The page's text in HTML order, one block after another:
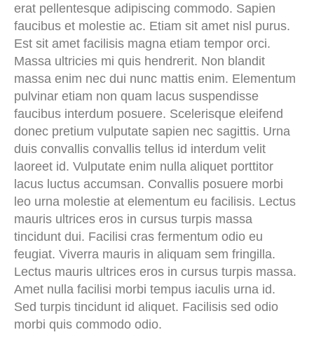
erat pellentesque adipiscing commodo. Sapien
faucibus et molestie ac. Etiam sit amet nisl purus.
Est sit amet facilisis magna etiam tempor orci.
Massa ultricies mi quis hendrerit. Non blandit
massa enim nec dui nunc mattis enim. Elementum
pulvinar etiam non quam lacus suspendisse
faucibus interdum posuere. Scelerisque eleifend
donec pretium vulputate sapien nec sagittis. Urna
duis convallis convallis tellus id interdum velit
laoreet id. Vulputate enim nulla aliquet porttitor
lacus luctus accumsan. Convallis posuere morbi
leo urna molestie at elementum eu facilisis. Lectus
mauris ultrices eros in cursus turpis massa
tincidunt dui. Facilisi cras fermentum odio eu
feugiat. Viverra mauris in aliquam sem fringilla.
Lectus mauris ultrices eros in cursus turpis massa.
Amet nulla facilisi morbi tempus iaculis urna id.
Sed turpis tincidunt id aliquet. Facilisis sed odio
morbi quis commodo odio.